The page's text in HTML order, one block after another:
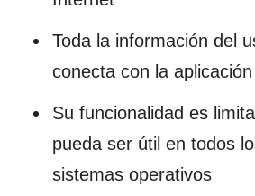
Toda la información del
conecta con la
Su funcionalidad es
pueda ser útil en todos
sistemas operativos